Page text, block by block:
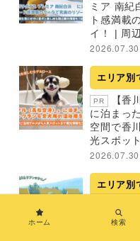
ミア 南紀
ト感満載
イ！ | 周
2026.07.30
エリア別
PR
【香
に泊まっ
空間で香
光スポッ
2026.07.30
エリア別
【新
越妙高〉
ホーム 検索